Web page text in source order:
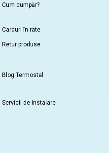
Cum cumpăr?
Carduri în rate
Retur produse
Blog Termostal
Servicii de instalare